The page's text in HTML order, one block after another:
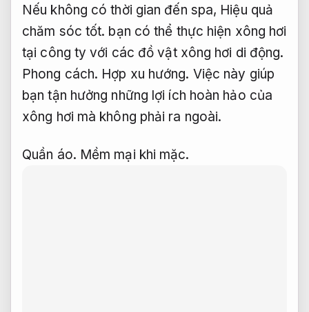
Nếu không có thời gian đến spa, Hiệu quả
chăm sóc tốt. bạn có thể thực hiện xông hơi
tại công ty với các đồ vật xông hơi di động.
Phong cách. Hợp xu hướng. Việc này giúp
bạn tận hưởng những lợi ích hoàn hảo của
xông hơi mà không phải ra ngoài.
Quần áo. Mềm mại khi mặc.